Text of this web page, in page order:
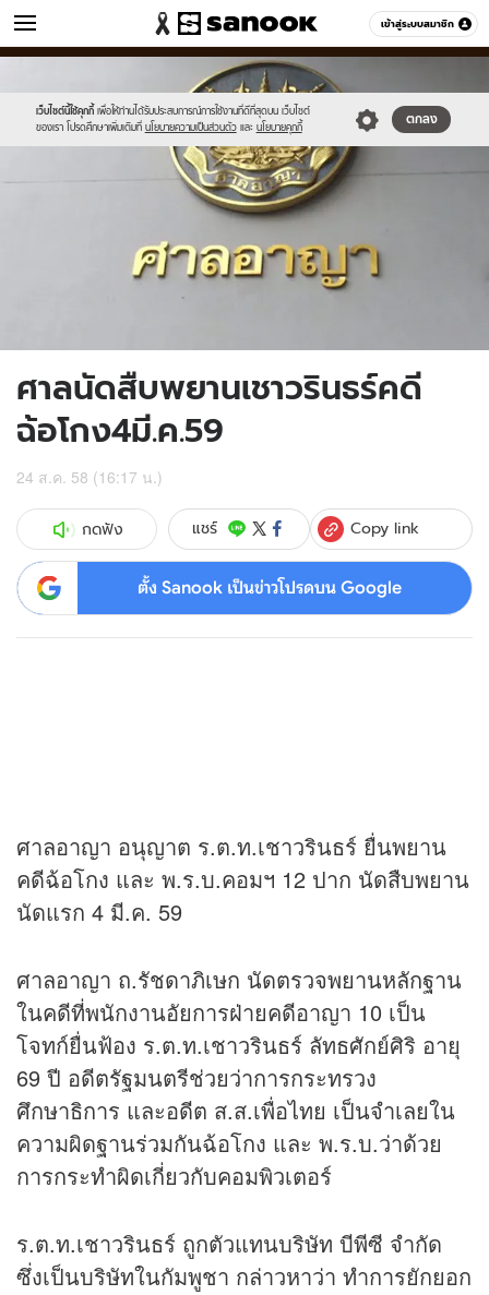
เข้าสู่ระบบสมาชิก
ข่าว หมวดอื่นๆ
เว็บไซต์นี้ใช้คุกกี้ เพื่อให้ท่านได้รับประสบการณ์การใช้งานที่ดีที่สุดบน เว็บไซต์
ของเรา โปรดศึกษาเพิ่มเติมที่ นโยบายความเป็นส่วนตัว และ นโยบายคุกกี้
ตกลง
//s.isanook.com/sr/0/images/logo-
new-
sanook.png
//s.isanook.com/ns/0/ud/370/1853322/641211-
01.jpg
ศาลนัดสืบพยานเชาวรินธร์คดี
ฉ้อโกง4มี.ค.59
24 ส.ค. 58 (16:17 น.)
กดฟัง แชร์ Copy link
ตั้ง Sanook เป็นข่าวโปรดบน Google
ศาลอาญา อนุญาต ร.ต.ท.เชาวรินธร์ ยื่นพยาน
คดีฉ้อโกง และ พ.ร.บ.คอมฯ 12 ปาก นัดสืบพยาน
นัดแรก 4 มี.ค. 59
ศาลอาญา ถ.รัชดาภิเษก นัดตรวจพยานหลักฐาน
ในคดีที่พนักงานอัยการฝ่ายคดีอาญา 10 เป็น
โจทก์ยื่นฟ้อง ร.ต.ท.เชาวรินธร์ ลัทธศักย์ศิริ อายุ
69 ปี อดีตรัฐมนตรีช่วยว่าการกระทรวง
ศึกษาธิการ และอดีต ส.ส.เพื่อไทย เป็นจำเลยใน
ความผิดฐานร่วมกันฉ้อโกง และ พ.ร.บ.ว่าด้วย
การกระทำผิดเกี่ยวกับคอมพิวเตอร์
ร.ต.ท.เชาวรินธร์ ถูกตัวแทนบริษัท บีพีซี จำกัด
ซึ่งเป็นบริษัทในกัมพูชา กล่าวหาว่า ทำการยักยอก